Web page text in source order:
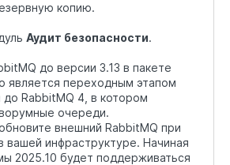
копию.
Аудит безопасности.
до версии 3.13 в пакете
является переходным этапом
до RabbitMQ 4, в котором
очереди.
внешний RabbitMQ при
вашей инфраструктуре. Начиная
2025.10 будет поддерживаться